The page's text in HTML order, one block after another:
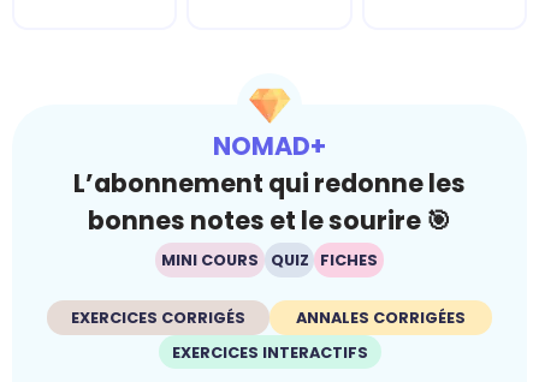
NOMAD+
L’abonnement qui redonne les
bonnes notes et le sourire 🎯
MINI COURS QUIZ FICHES
EXERCICES CORRIGÉS
ANNALES CORRIGÉES
EXERCICES INTERACTIFS